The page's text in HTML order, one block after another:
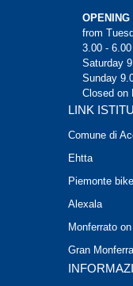
OPENING
from
3.00 -
Saturday
Sunday
Closed on
LINK
Comune di
Ehtta
Piemonte bike
Alexala
Monferrato
Gran